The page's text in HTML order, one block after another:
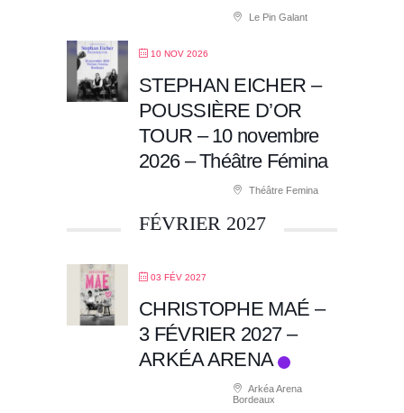
Le Pin Galant
10 NOV 2026
STEPHAN EICHER –
POUSSIÈRE D’OR
TOUR – 10 novembre
2026 – Théâtre Fémina
Théâtre Femina
FÉVRIER 2027
03 FÉV 2027
CHRISTOPHE MAÉ –
3 FÉVRIER 2027 –
ARKÉA ARENA
Arkéa Arena
Bordeaux